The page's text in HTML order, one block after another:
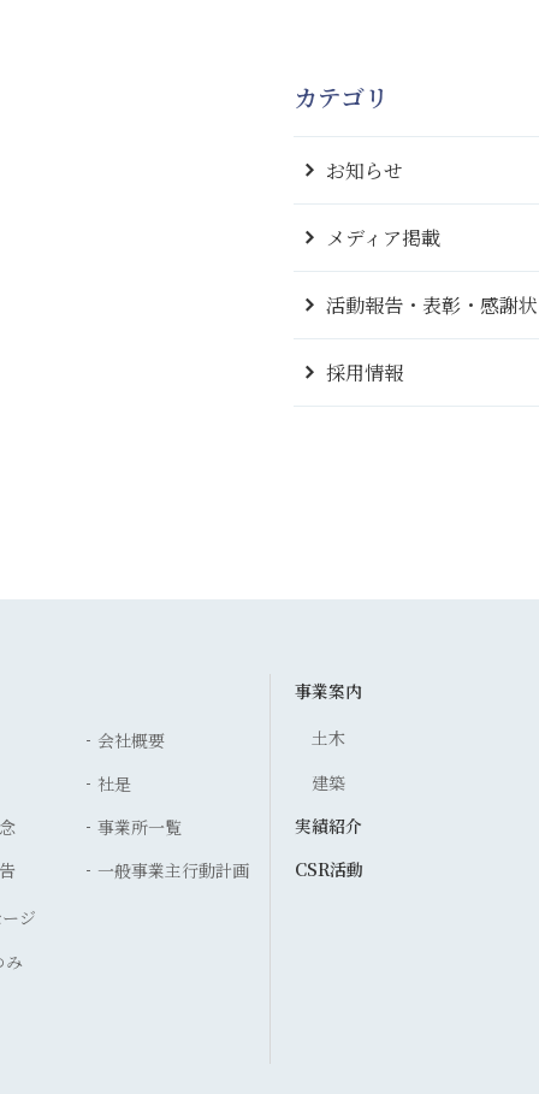
カテゴリ
お知らせ
メディア掲載
活動報告・表彰・感謝状
採用情報
会社概要
社是
事業所一覧
一般事業主行動計画
ジ
み
事業案内
土木
建築
実績紹介
CSR活動